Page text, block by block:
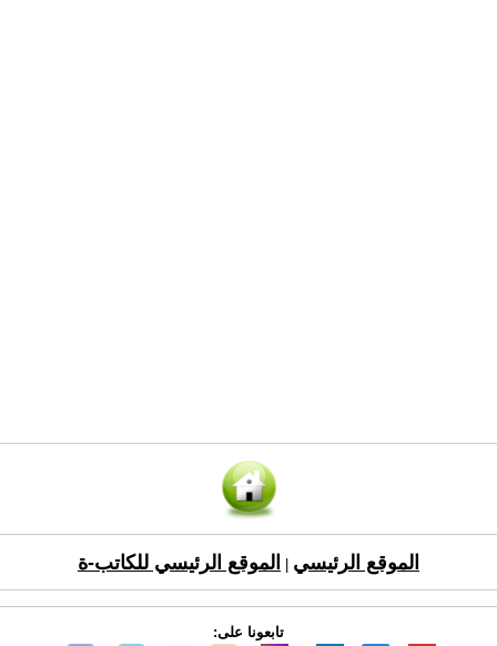
الموقع الرئيسي الموقع الرئيسي للكاتب-ة
تابعونا على: